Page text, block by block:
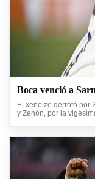
Boca venció a
El xeneize derrotó por
y Zenón, por la